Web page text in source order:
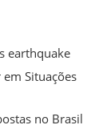
earthquake
Situações
no Brasil